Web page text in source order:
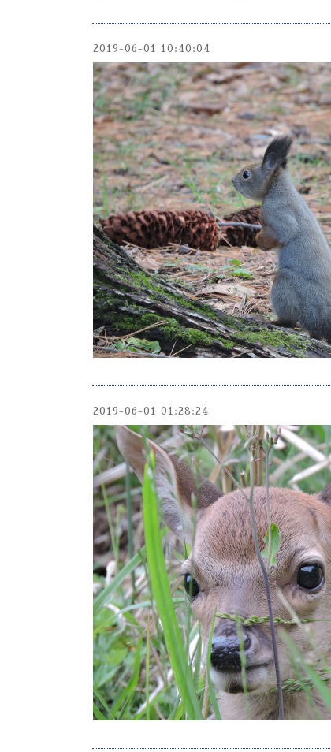
2019-06-01 10:40:04
2019-06-01 01:28:24